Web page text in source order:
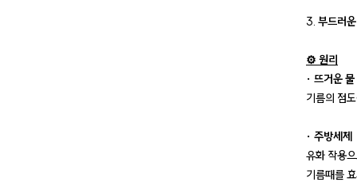
3. 부드러
⚙️ 원리
· 뜨거운 물
기름의 점
· 주방세제
유화 작용
기름때를